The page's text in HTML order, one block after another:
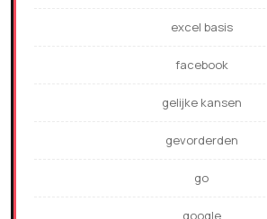
excel basis
facebook
gelijke kansen
gevorderden
go
google